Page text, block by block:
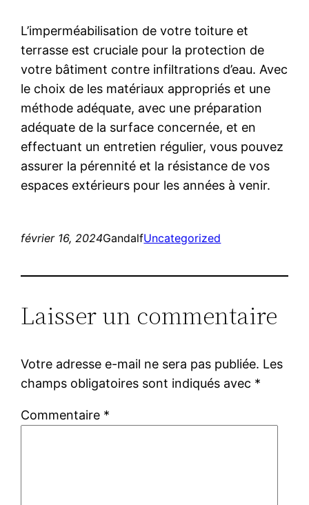
L’imperméabilisation de votre toiture et
terrasse est cruciale pour la protection de
votre bâtiment contre infiltrations d’eau. Avec
le choix de les matériaux appropriés et une
méthode adéquate, avec une préparation
adéquate de la surface concernée, et en
effectuant un entretien régulier, vous pouvez
assurer la pérennité et la résistance de vos
espaces extérieurs pour les années à venir.
février 16, 2024GandalfUncategorized
Laisser un commentaire
Votre adresse e-mail ne sera pas publiée. Les
champs obligatoires sont indiqués avec *
Commentaire *